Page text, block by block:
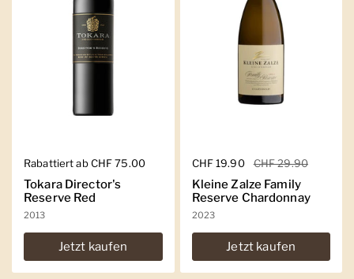
Regulärer Preis
Rabattiert ab CHF 75.00
Tokara Director's
Reserve Red
2013
Jetzt kaufen
Regulärer Preis
CHF 19.90 Sale-Preis
CHF 29.90
Kleine Zalze Family
Reserve Chardonnay
2023
Jetzt kaufen